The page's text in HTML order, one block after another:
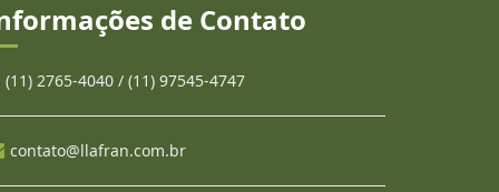
de Contato
(11) 2765-4040 / (11) 97545-4747
contato@llafran.com.br